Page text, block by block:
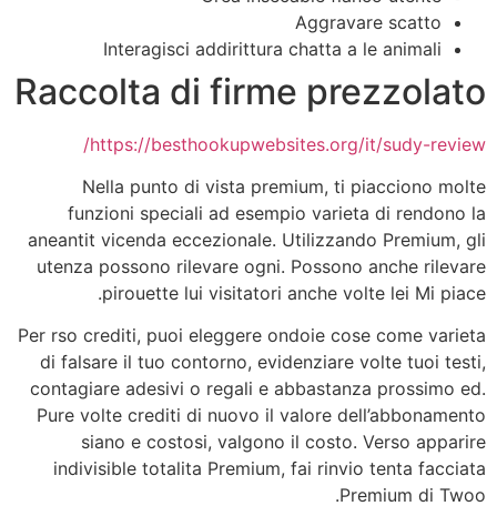
Aggravare scatto
Interagisci addirittura chatta a le animali
Raccolta di firme prezzolato
https://besthookupwebsites.org/it/sudy-review/
Nella punto di vista premium, ti piacciono molte
funzioni speciali ad esempio varieta di rendono la
aneantit vicenda eccezionale. Utilizzando Premium, gli
utenza possono rilevare ogni. Possono anche rilevare
pirouette lui visitatori anche volte lei Mi piace.
Per rso crediti, puoi eleggere ondoie cose come varieta
di falsare il tuo contorno, evidenziare volte tuoi testi,
contagiare adesivi o regali e abbastanza prossimo ed.
Pure volte crediti di nuovo il valore dell’abbonamento
siano e costosi, valgono il costo. Verso apparire
indivisible totalita Premium, fai rinvio tenta facciata
Premium di Twoo.